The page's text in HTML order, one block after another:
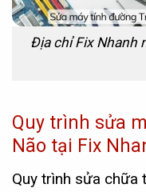
Địa chỉ Fix Nhanh
Quy trình sửa
Não tại Fix
Quy trình sửa chữa